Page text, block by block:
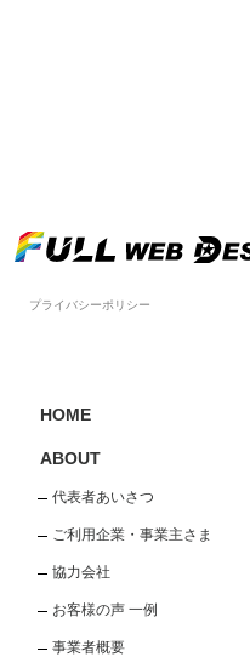
プライバシーポリシー
HOME
ABOUT
代表者あいさつ
ご利用企業・事業主さま
協力会社
お客様の声 一例
事業者概要